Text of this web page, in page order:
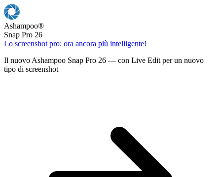
Ashampoo®
Snap Pro 26
Lo screenshot pro: ora ancora più intelligente!
Il nuovo Ashampoo Snap Pro 26 — con Live Edit per un nuovo
tipo di screenshot